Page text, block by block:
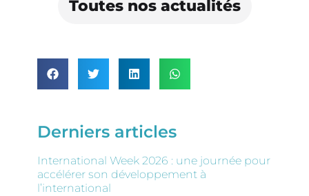
Toutes nos actualités
Derniers articles
International Week 2026 : une journée pour
accélérer son développement à
l’international